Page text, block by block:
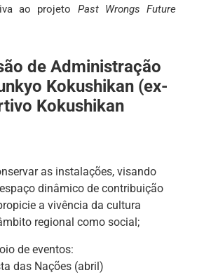
ao projeto Past Wrongs Future
de Administração
Kokushikan (ex-
Kokushikan
as instalações, visando
dinâmico de contribuição
a vivência da cultura
regional como social;
de eventos:
das Nações (abril)